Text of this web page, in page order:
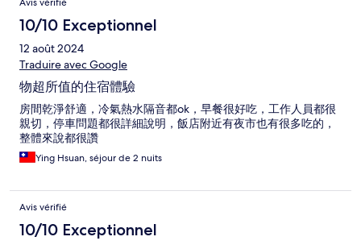
Avis vérifié
10/10 Exceptionnel
12 août 2024
Traduire avec Google
物超所值的住宿體驗
房間乾淨舒適，冷氣熱水隔音都ok，早餐很好吃，工作人員都很
親切，停車問題都很詳細說明，飯店附近有夜市也有很多吃的，
整體來說都很讚
Ying Hsuan, séjour de 2 nuits
Avis vérifié
10/10 Exceptionnel